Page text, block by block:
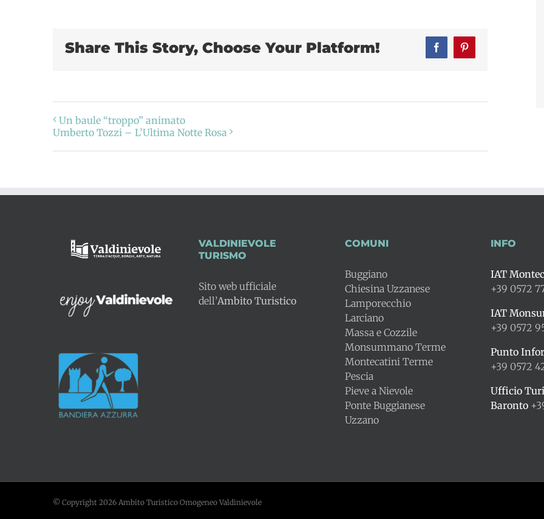
Share This Story, Choose Your Platform! FacebookPinterest
Un baule “troppo” animato
Umberto Tozzi – L’Ultima Notte Rosa
VALDINIEVOLE
TURISMO
Sito web ufficiale
dell’Ambito Turistico
COMUNI
Buggiano
Chiesina Uzzanese
Lamporecchio
Larciano
Massa e Cozzile
Monsummano Terme
Montecatini Terme
Pescia
Pieve a Nievole
Ponte Buggianese
Uzzano
INFO
IAT
+39 0572
IAT
+39 0572
Punto
+39 0572
Ufficio
Baronto
© Copyright 2026 Ambito Turistico Omogeneo Valdinievole